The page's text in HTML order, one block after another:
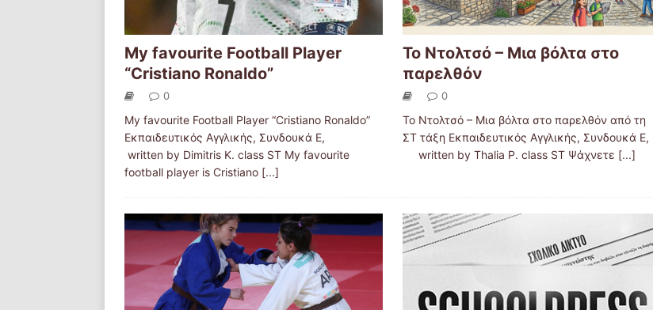
My favourite Football Player
“Cristiano Ronaldo”
0
My favourite Football Player “Cristiano Ronaldo”
Εκπαιδευτικός Αγγλικής, Συνδουκά Ε,
written by Dimitris K. class ST My favourite
football player is Cristiano [...]
Το Ντολτσό – Μια βόλτα στο
παρελθόν
0
Το Ντολτσό – Μια βόλτα στο παρελθόν από τη
ΣΤ τάξη Εκπαιδευτικός Αγγλικής, Συνδουκά Ε,
written by Thalia P. class ST Ψάχνετε [...]